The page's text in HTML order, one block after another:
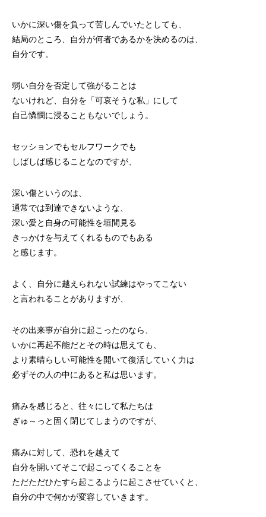
いかに深い傷を負って苦しんでいたとしても、
結局のところ、自分が何者であるかを決めるのは、
自分です。
弱い自分を否定して強がることは
ないけれど、自分を「可哀そうな私」にして
自己憐憫に浸ることもないでしょう。
セッションでもセルフワークでも
しばしば感じることなのですが、
深い傷というのは、
通常では到達できないような、
深い愛と自身の可能性を垣間見る
きっかけを与えてくれるものでもある
と感じます。
よく、自分に越えられない試練はやってこない
と言われることがありますが、
その出来事が自分に起こったのなら、
いかに再起不能だとその時は思えても、
より素晴らしい可能性を開いて復活していく力は
必ずその人の中にあると私は思います。
痛みを感じると、往々にして私たちは
ぎゅ～っと固く閉じてしまうのですが、
痛みに対して、恐れを越えて
自分を開いてそこで起こってくることを
ただただひたすら起こるように起こさせていくと、
自分の中で何かが変容していきます。